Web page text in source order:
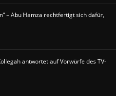
– Abu Hamza rechtfertigt sich dafür,
antwortet auf Vorwürfe des TV-